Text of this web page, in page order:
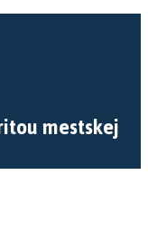
mestskej